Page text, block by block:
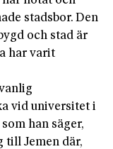
stadsbor. Den
och stad är
har varit
vid universitet i
han säger,
till Jemen där,